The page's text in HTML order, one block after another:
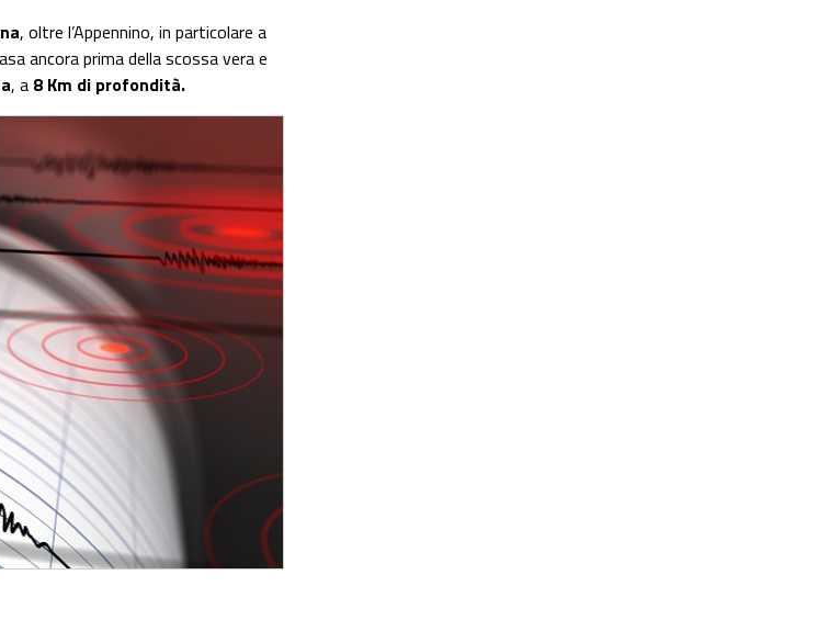
, oltre l’Appennino, in particolare a
ancora prima della scossa vera e
, a 8 Km di profondità.